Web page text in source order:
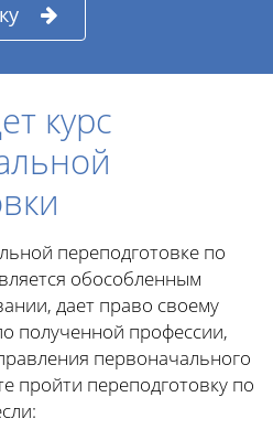
курс
переподготовке по
обособленным
дает право своему
полученной профессии,
первоначального
пройти переподготовку по